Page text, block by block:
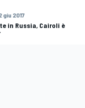
giu 2017
in Russia, Cairoli è